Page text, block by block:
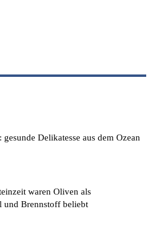
gesunde Delikatesse aus dem Ozean
waren Oliven als
und Brennstoff beliebt